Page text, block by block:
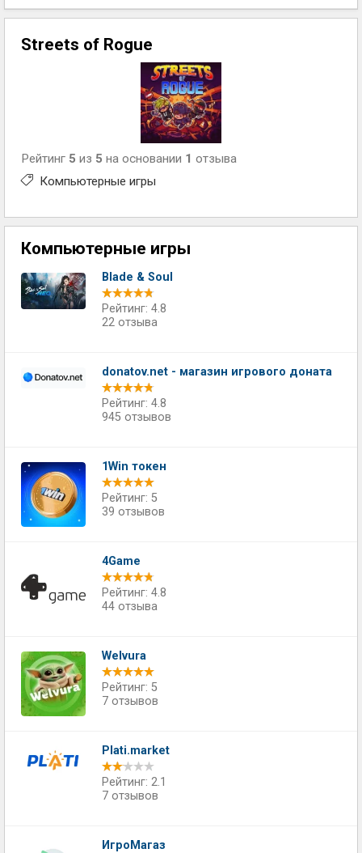
Streets of Rogue
Рейтинг 5 из 5 на основании 1 отзыва
Компьютерные игры
Компьютерные игры
Blade & Soul
Рейтинг: 4.8
22 отзыва
donatov.net - магазин игрового доната
Рейтинг: 4.8
945 отзывов
1Win токен
Рейтинг: 5
39 отзывов
4Game
Рейтинг: 4.8
44 отзыва
Welvura
Рейтинг: 5
7 отзывов
Plati.market
Рейтинг: 2.1
7 отзывов
ИгроМагаз